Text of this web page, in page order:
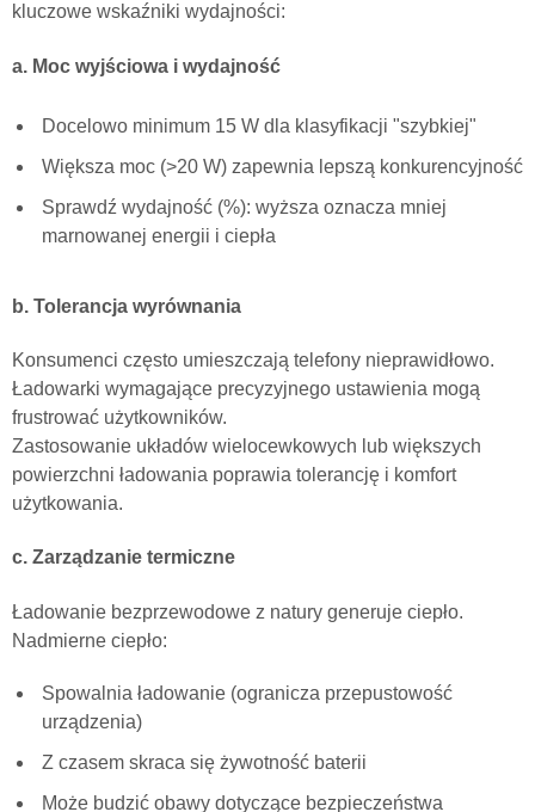
kluczowe wskaźniki wydajności:
a. Moc wyjściowa i wydajność
Docelowo minimum 15 W dla klasyfikacji "szybkiej"
Większa moc (>20 W) zapewnia lepszą konkurencyjność
Sprawdź wydajność (%): wyższa oznacza mniej
marnowanej energii i ciepła
b. Tolerancja wyrównania
Konsumenci często umieszczają telefony nieprawidłowo.
Ładowarki wymagające precyzyjnego ustawienia mogą
frustrować użytkowników.
Zastosowanie układów wielocewkowych lub większych
powierzchni ładowania poprawia tolerancję i komfort
użytkowania.
c. Zarządzanie termiczne
Ładowanie bezprzewodowe z natury generuje ciepło.
Nadmierne ciepło:
Spowalnia ładowanie (ogranicza przepustowość
urządzenia)
Z czasem skraca się żywotność baterii
Może budzić obawy dotyczące bezpieczeństwa